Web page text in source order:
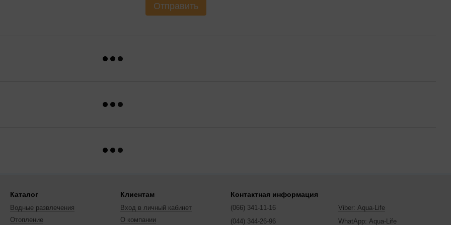
Отправить
Каталог
Водные развлечения
Отопление
Клиентам
Вход в личный кабинет
О компании
Контактная информация
(066) 341-11-16
(044) 344-26-96
Viber: Aqua-Life
WhatApp: Aqua-Life